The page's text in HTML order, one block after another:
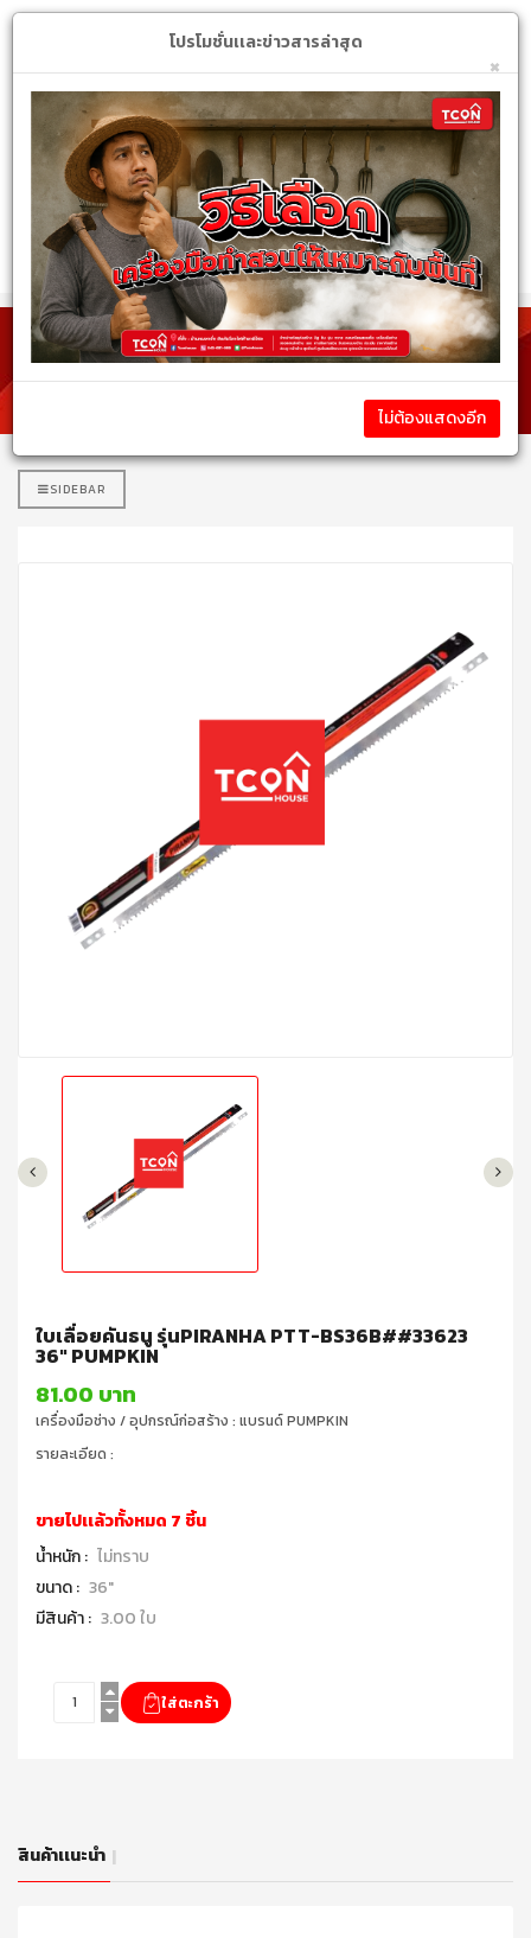
หมวดหมู่สินค้า
รายละเอียดสินค้า
SIDEBAR
ใบเลื่อยคันธนู รุ่นPIRANHA PTT-BS36B##33623
36" PUMPKIN
81.00 บาท
เครื่องมือช่าง / อุปกรณ์ก่อสร้าง : แบรนด์ PUMPKIN
รายละเอียด :
ขายไปเเล้วทั้งหมด 7 ชิ้น
น้ำหนัก : ไม่ทราบ
ขนาด : 36"
มีสินค้า : 3.00 ใบ
สินค้าเเนะนำ
โปรโมชั่นเเละข่าวสารล่าสุด
×
ไม่ต้องแสดงอีก